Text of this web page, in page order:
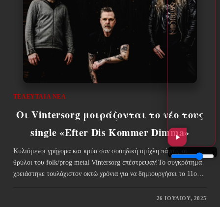
ΤΕΛΕΥΤΑΊΑ ΝΈΑ
Οι Vintersorg μοιράζονται το νέο τους
single «Efter Dis Kommer Dimma»
Κυλιόμενοι γρήγορα και κρύα σαν σουηδική ομίχλη πάγου, οι
θρύλοι του folk/prog metal Vintersorg επέστρεψαν!Το συγκρότημα
χρειάστηκε τουλάχιστον οκτώ χρόνια για να δημιουργήσει το 11ο…
26 ΙΟΥΛΊΟΥ, 2025